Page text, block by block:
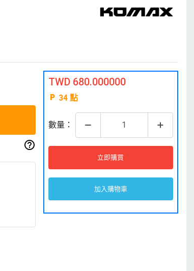
TWD 680.000000
34 點
數量：
立即購買
加入購物車